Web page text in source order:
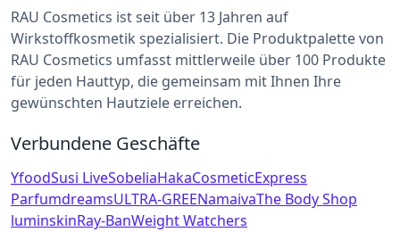
RAU Cosmetics ist seit über 13 Jahren auf
Wirkstoffkosmetik spezialisiert. Die Produktpalette von
RAU Cosmetics umfasst mittlerweile über 100 Produkte
für jeden Hauttyp, die gemeinsam mit Ihnen Ihre
gewünschten Hautziele erreichen.
Verbundene Geschäfte
YfoodSusi LiveSobeliaHakaCosmeticExpress
ParfumdreamsULTRA-GREENamaivaThe Body Shop
luminskinRay-BanWeight Watchers